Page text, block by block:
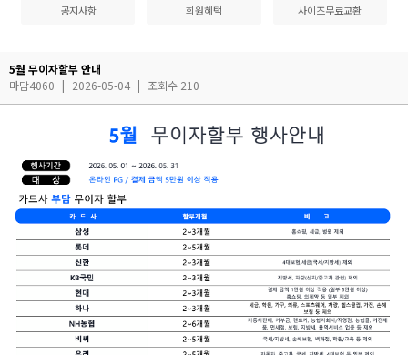
공지사항 회원혜택 사이즈무료교환
5월 무이자할부 안내
마담4060 | 2026-05-04 | 조회수 210